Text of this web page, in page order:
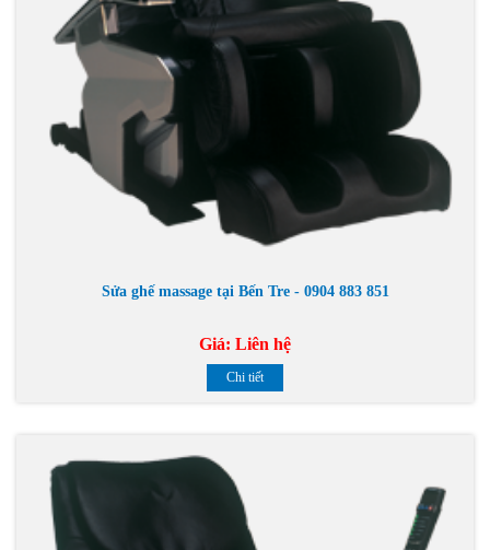
Sửa ghế massage tại Bến Tre - 0904 883 851
Giá: Liên hệ
Chi tiết